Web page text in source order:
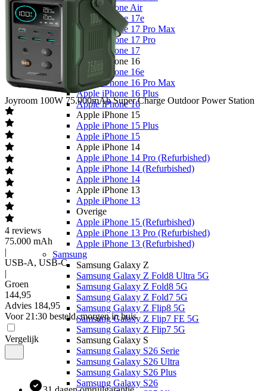
Apple iPhone Air
Apple iPhone 17e
Apple iPhone 17 Pro Max
Apple iPhone 17 Pro
Apple iPhone 17
Apple iPhone 16
Apple iPhone 16e
Apple iPhone 16 Pro Max
Apple iPhone 16 Plus
Apple iPhone 16
Apple iPhone 15
Apple iPhone 15 Plus
Apple iPhone 15
Apple iPhone 14
Apple iPhone 14 Pro (Refurbished)
Apple iPhone 14 (Refurbished)
Apple iPhone 14
Apple iPhone 13
Apple iPhone 13
Overige
Apple iPhone 15 (Refurbished)
Apple iPhone 13 Pro (Refurbished)
Apple iPhone 13 (Refurbished)
Samsung
Samsung Galaxy Z
Samsung Galaxy Z Fold8 Ultra 5G
Samsung Galaxy Z Fold8 5G
Samsung Galaxy Z Fold7 5G
Samsung Galaxy Z Flip8 5G
Samsung Galaxy Z Flip7 FE 5G
Samsung Galaxy Z Flip7 5G
Samsung Galaxy S
Samsung Galaxy S26 Serie
Samsung Galaxy S26 Ultra
Samsung Galaxy S26 Plus
Samsung Galaxy S26
Joyroom 100W 75.000mAh Super Charge Outdoor Power Station
4 reviews
75.000 mAh
|
USB-A, USB-C
|
Groen
144,95
Advies 184,95
Voor 21:30 besteld, morgen in huis
Vergelijk